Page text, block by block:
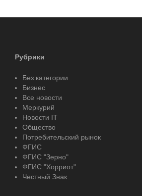
Рубрики
Без категории
Бизнес
Все новости
Меркурий
Новости IT
Общество
Потребительский рынок
ФГИС
ФГИС "Зерно"
ФГИС "Хорриот"
Честный Знак